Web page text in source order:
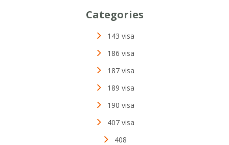
Categories
143 visa
186 visa
187 visa
189 visa
190 visa
407 visa
408